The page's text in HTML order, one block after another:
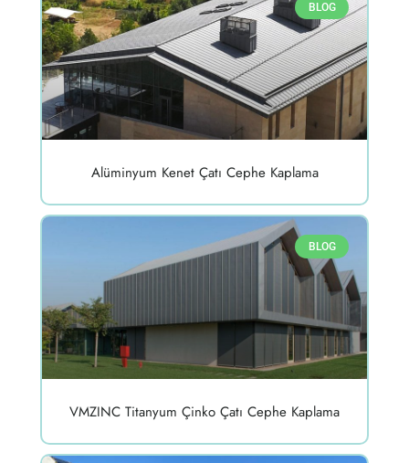
BLOG
Alüminyum Kenet Çatı Cephe Kaplama
BLOG
VMZINC Titanyum Çinko Çatı Cephe Kaplama